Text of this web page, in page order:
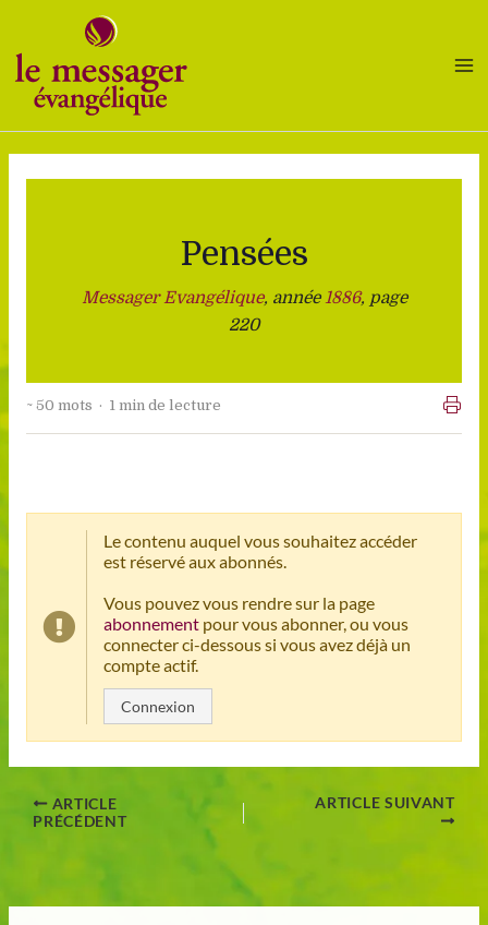
contenu
Pensées
Messager Evangélique, année1886, page
220
~ 50 mots · 1 min de lecture
Le contenu auquel vous souhaitez accéder
est réservé aux abonnés.
Vous pouvez vous rendre sur la page
abonnementpour vous abonner, ou vous
connecter ci-dessous si vous avez déjà un
compte actif.
Connexion
ARTICLE
PRÉCÉDENT
ARTICLE SUIVANT